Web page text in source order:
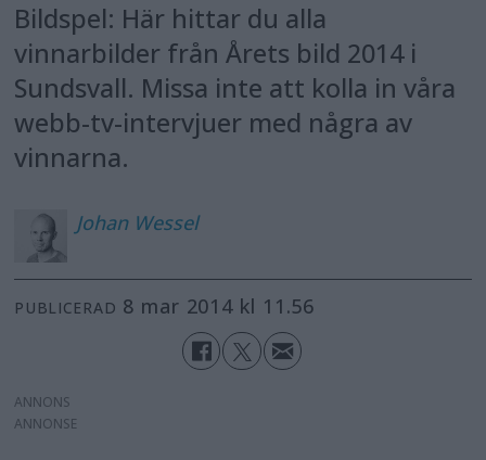
Bildspel: Här hittar du alla
vinnarbilder från Årets bild 2014 i
Sundsvall. Missa inte att kolla in våra
webb-tv-intervjuer med några av
vinnarna.
Johan Wessel
PUBLICERAD 8 mar 2014 kl 11.56
ANNONS